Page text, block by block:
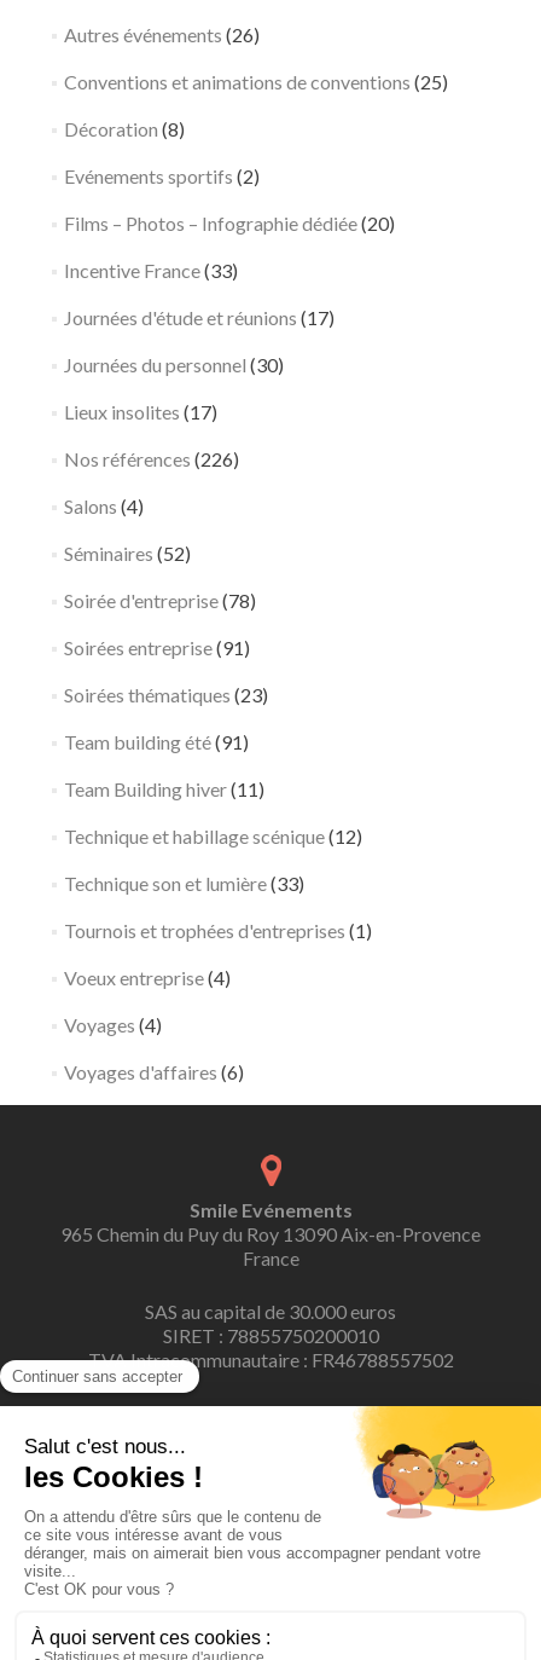
Autres événements (26)
Conventions et animations de conventions (25)
Décoration (8)
Evénements sportifs (2)
Films – Photos – Infographie dédiée(20)
Incentive France(33)
Journées d'étude et réunions (17)
Journées du personnel (30)
Lieux insolites (17)
Nos références (226)
Salons (4)
Séminaires (52)
Soirée d'entreprise(78)
Soirées entreprise(91)
Soirées thématiques (23)
Team building été(91)
Team Building hiver(11)
Technique et habillage scénique(12)
Technique son et lumière(33)
Tournois et trophées d'entreprises (1)
Voeux entreprise(4)
Voyages (4)
Voyages d'affaires (6)
Smile Evénements
965 Chemin du Puy du Roy 13090 Aix-en-Provence
France
SAS au capital de 30.000 euros
SIRET : 78855750200010
TVA Intracommunautaire : FR46788557502
contact@smile-evenements.fr